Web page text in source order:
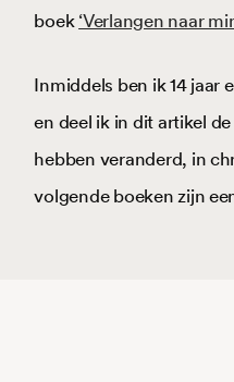
boek ‘Verlangen naar
Inmiddels ben ik 14 jaar
en deel ik in dit artikel
hebben veranderd, in
volgende boeken zijn